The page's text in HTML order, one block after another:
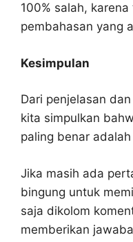
100% salah,
pembahasan yang
Kesimpulan
Dari penjelasan
kita simpulkan
paling benar
Jika masih ada
bingung untuk
saja dikolom
memberikan